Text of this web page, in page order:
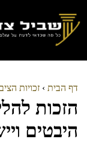
לתוכן
דף הבית › זכויות
הזכות
היבטים